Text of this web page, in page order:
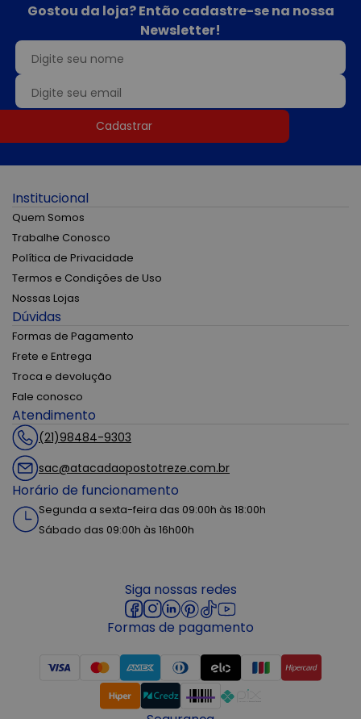
Gostou da loja? Então cadastre-se na nossa
Newsletter!
Cadastrar
Institucional
Quem Somos
Trabalhe Conosco
Política de Privacidade
Termos e Condições de Uso
Nossas Lojas
Dúvidas
Formas de Pagamento
Frete e Entrega
Troca e devolução
Fale conosco
Atendimento
(21)98484-9303
sac@atacadaopostotreze.com.br
Horário de funcionamento
Segunda a sexta-feira das 09:00h às 18:00h
Sábado das 09:00h às 16h00h
Siga nossas redes
Formas de pagamento